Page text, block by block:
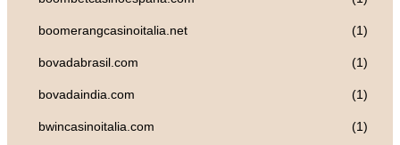
boomerangcasinoitalia.net (1)
bovadabrasil.com (1)
bovadaindia.com (1)
bwincasinoitalia.com (1)